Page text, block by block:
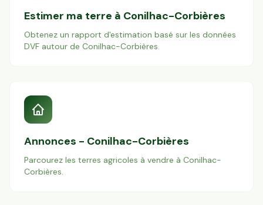
Estimer ma terre à Conilhac-Corbières
Obtenez un rapport d'estimation basé sur les données
DVF autour de Conilhac-Corbières.
Annonces - Conilhac-Corbières
Parcourez les terres agricoles à vendre à Conilhac-
Corbières.